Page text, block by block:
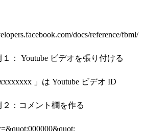
docs/reference/fbml/
： Youtube ビデオを張り付ける
」は Youtube ビデオ ID
：コメント欄を作る